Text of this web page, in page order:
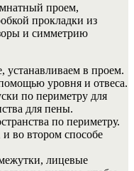
проем,
прокладки из
и симметрию
устанавливаем в проем.
уровня и отвеса.
по периметру для
для пены.
по периметру.
во втором способе
лицевые